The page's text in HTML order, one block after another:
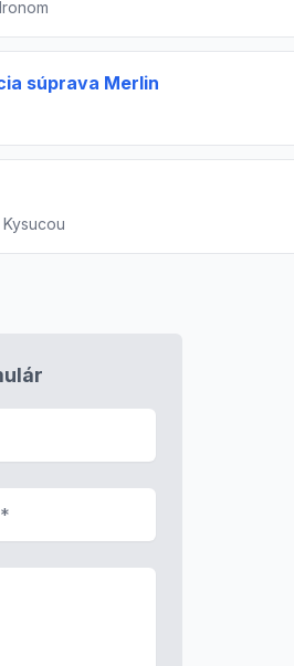
súprava Merlin